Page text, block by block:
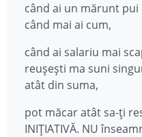
când ai un mărunt
când mai ai cum,
când ai salariu mai
reușești ma suni
atât din suma,
pot măcar atât sa-ți
INIȚIATIVĂ. NU